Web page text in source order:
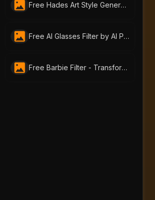
Free Hades Art Style Generator - Mythic Transformation Online
Free AI Glasses Filter by AI Portraits – Instantly Try On Glasses Online
Free Barbie Filter - Transform Your Photos into Stunning Barbie-style Portraits